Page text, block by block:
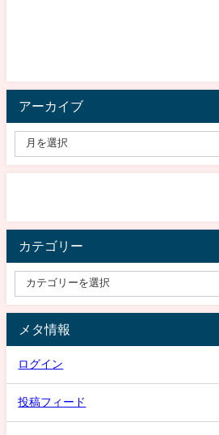
アーカイブ
カテゴリー
メタ情報
ログイン
投稿フィード